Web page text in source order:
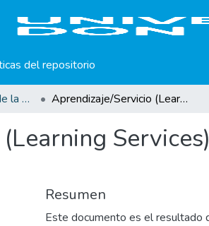
del repositorio
Producción científica de la Universidad Don Bosco Aprendizaje/Servicio (Learning Services) como oportunidad de innovación
Resumen
Este documento es el resultado